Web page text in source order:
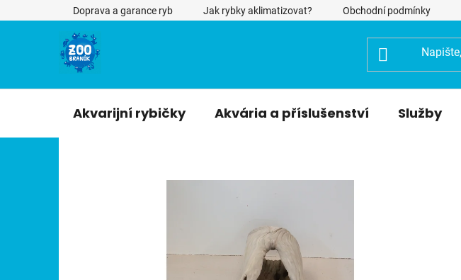
na
Doprava a garance ryb Jak rybky aklimatizovat? Obchodní podmínky
Akvarijní rybičky Akvária a příslušenství Služby